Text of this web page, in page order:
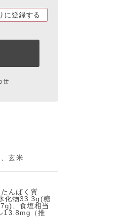
に登録する
せ
玄米
んぱく質
化物33.3g(糖
、食塩相当
13.8mg（推